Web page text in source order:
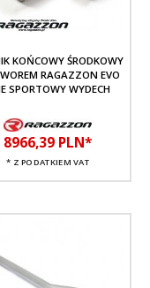
KOŃCOWY ŚRODKOWY
RAGAZZON EVO
SPORTOWY WYDECH
8966,39 PLN*
* Z PODATKIEM VAT